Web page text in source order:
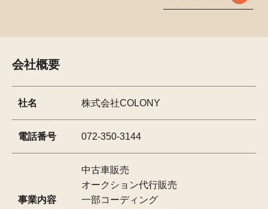
会社概要
社名 株式会社COLONY
電話番号 072-350-3144
事業内容
中古車販売
オークション代行販売
一部コーディング